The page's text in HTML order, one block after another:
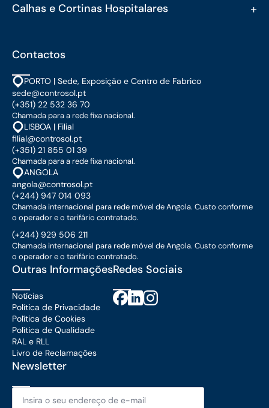
Calhas e Cortinas Hospitalares +
Contactos
PORTO | Sede, Exposição e Centro de Fabrico
sede@controsol.pt
(+351) 22 532 36 70
Chamada para a rede fixa nacional.
LISBOA | Filial
filial@controsol.pt
(+351) 21 855 01 39
Chamada para a rede fixa nacional.
ANGOLA
angola@controsol.pt
(+244) 947 014 093
Chamada internacional para rede móvel de Angola. Custo conforme
o operador e o tarifário contratado.
(+244) 929 506 211
Chamada internacional para rede móvel de Angola. Custo conforme
o operador e o tarifário contratado.
Outras Informações
Notícias
Política de Privacidade
Política de Cookies
Política de Qualidade
RAL e RLL
Livro de Reclamações
Redes Sociais
Newsletter
Email